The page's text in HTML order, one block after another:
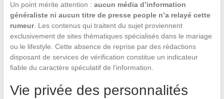
Un point mérite attention : aucun média d’information
généraliste ni aucun titre de presse people n’a relayé cette
rumeur. Les contenus qui traitent du sujet proviennent
exclusivement de sites thématiques spécialisés dans le mariage
ou le lifestyle. Cette absence de reprise par des rédactions
disposant de services de vérification constitue un indicateur
fiable du caractère spéculatif de l’information.
Vie privée des personnalités